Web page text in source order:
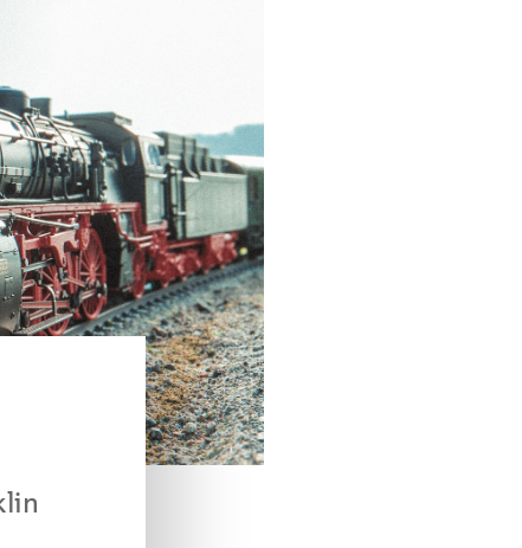
Jetzt mitmachen und
Sie mit bei unserem Gewinnspiel! Bis 31.
verlosen wir 10 Gutscheine des Treffpunkt Gold der
Kreissparkasse Göppingen im Wert von je 30 Euro.
Beantworten Sie einfach folgende Frage:
Welches Jubiläum feiert die Kreissparkasse
diesem Jahr?
geschlossen